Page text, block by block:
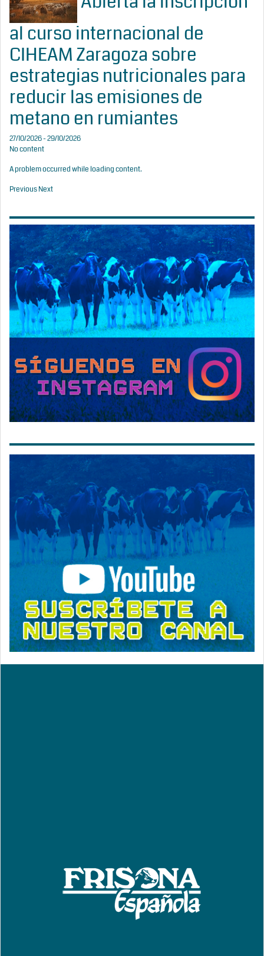
al curso internacional de
CIHEAM Zaragoza sobre
estrategias nutricionales para
reducir las emisiones de
metano en rumiantes
27/10/2026 - 29/10/2026
No content
A problem occurred while loading content.
PreviousNext